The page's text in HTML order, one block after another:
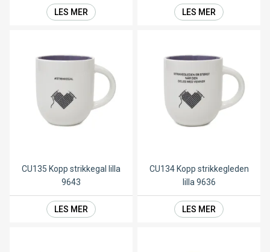
LES MER LES MER
CU135 Kopp strikkegal lilla
9643
LES MER
CU134 Kopp strikkegleden
lilla 9636
LES MER